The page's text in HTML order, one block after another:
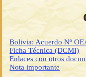
Bolivia: Acuerdo Nº
Ficha Técnica (DCMI)
Enlaces con otros
Nota importante